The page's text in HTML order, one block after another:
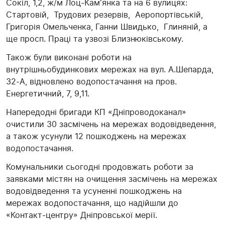
Сокіл, 1,2, ж/м Лоц-Камʼянка та на 6 вулицях:
Стартовій, Трудових резервів, Аеропортівській,
Григорія Омельченка, Ганни Швидько, Глиняній, а
ще просп. Праці та узвозі Близнюківському.
Також були виконані роботи на
внутрішньобудинкових мережах на вул. А.Шепарда,
32-А, відновлено водопостачання на пров.
Енергетичний, 7, 9,11.
Напередодні бригади КП «Дніпроводоканал»
очистили 30 засмічень на мережах водовідведення,
а також усунули 12 пошкоджень на мережах
водопостачання.
Комунальники сьогодні продовжать роботи за
заявками містян на очищення засмічень на мережах
водовідведення та усуненні пошкоджень на
мережах водопостачання, що надійшли до
«Контакт-центру» Дніпровської мерії.